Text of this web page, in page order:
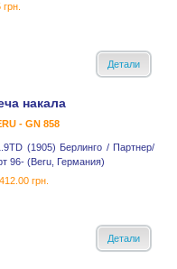
Детали
накала
- GN 858
(1905) Берлинго / Партнер/
96- (Beru, Германия)
412.00 грн.
Детали